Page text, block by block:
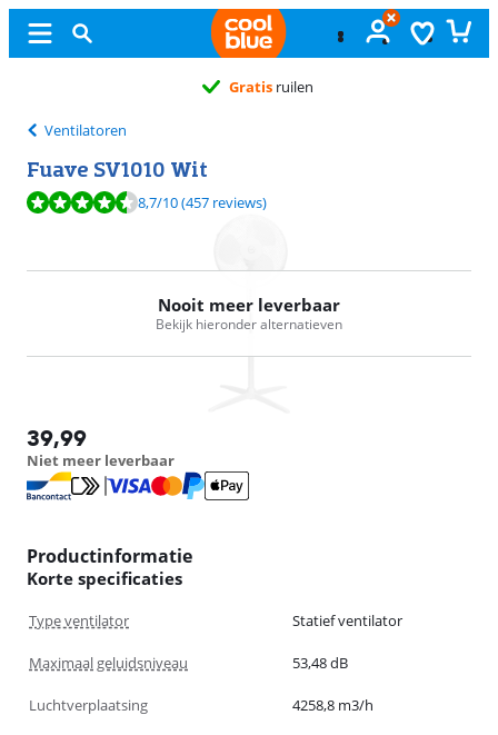
Gratis ruilen
Ventilatoren
Fuave SV1010 Wit
Beoordeling is 8,7 van de 10, gebaseerd op 457 reviews.
8,7/10(457 reviews)
Nooit meer leverbaar
Bekijk hieronder alternatieven
39,99
Niet meer leverbaar
Productinformatie
Korte specificaties
Type ventilator Statief ventilator
Maximaal geluidsniveau 53,48 dB
Luchtverplaatsing 4258,8 m3/h